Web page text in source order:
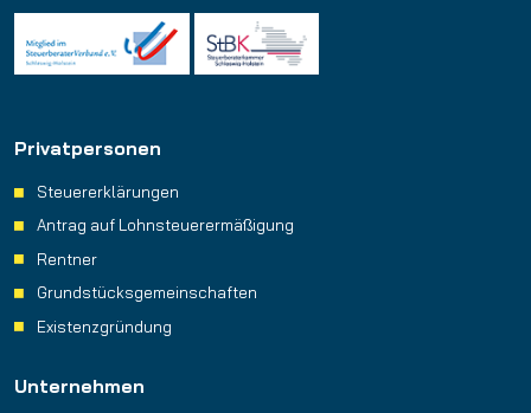
Privatpersonen
Steuererklärungen
Antrag auf Lohnsteuerermäßigung
Rentner
Grundstücks­gemeinschaften
Existenzgründung
Unternehmen